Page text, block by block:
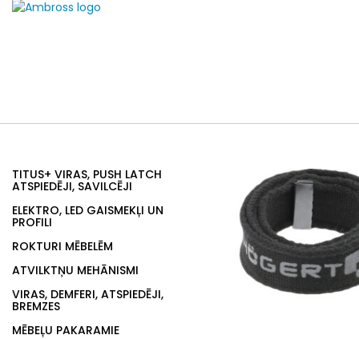
TITUS+ VIRAS, PUSH LATCH
ATSPIEDĒJI, SAVILCĒJI
ELEKTRO, LED GAISMEKĻI UN
PROFILI
ROKTURI MĒBELĒM
ATVILKTŅU MEHĀNISMI
VIRAS, DEMFERI, ATSPIEDĒJI,
BREMZES
MĒBEĻU PAKARAMIE